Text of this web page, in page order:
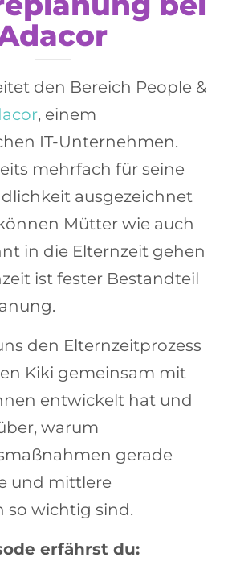
den Bereich People &
, einem
IT-Unternehmen.
mehrfach für seine
ausgezeichnet
Mütter wie auch
in die Elternzeit gehen
ist fester Bestandteil
den Elternzeitprozess
Kiki gemeinsam mit
entwickelt hat und
warum
gerade
und mittlere
so wichtig sind.
erfährst du: